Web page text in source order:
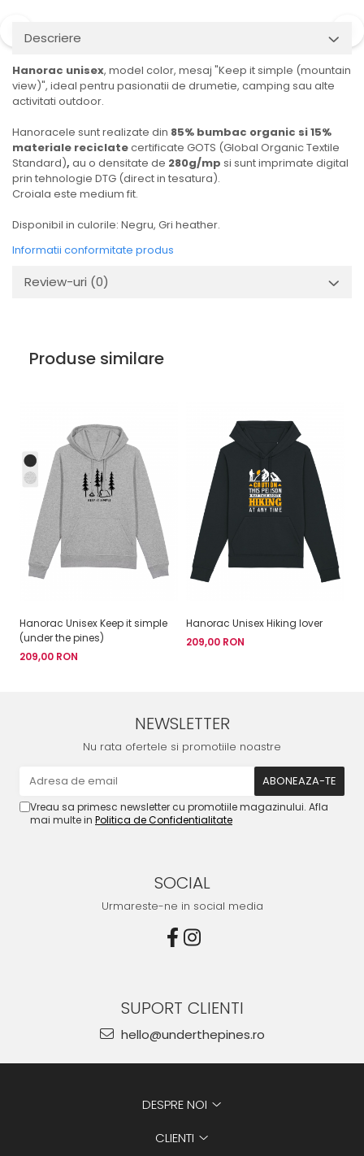
Descriere
Hanorac unisex, model color, mesaj "Keep it simple (mountain
view)", ideal pentru pasionatii de drumetie, camping sau alte
activitati outdoor.
Hanoracele sunt realizate din 85% bumbac organic si 15%
materiale reciclatecertificate GOTS (Global Organic Textile
Standard), au o densitate de 280g/mp si sunt imprimate digital
prin tehnologie DTG (direct in tesatura).
Croiala este medium fit.
Disponibil in culorile: Negru, Gri heather.
Informatii conformitate produs
Review-uri (0)
Produse similare
Hanorac Unisex Keep it simple
(under the pines)
209,00 RON
Hanorac Unisex Hiking lover
209,00 RON
NEWSLETTER
Nu rata ofertele si promotiile noastre
Vreau sa primesc newsletter cu promotiile magazinului. Afla
mai multe in Politica de Confidentialitate
SOCIAL
Urmareste-ne in social media
SUPORT CLIENTI
hello@underthepines.ro
DESPRE NOI
CLIENTI